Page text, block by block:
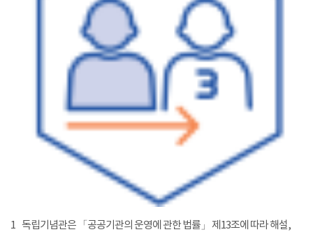
1 독립기념관은 「공공기관의 운영에 관한 법률」 제13조에 따라 해설,